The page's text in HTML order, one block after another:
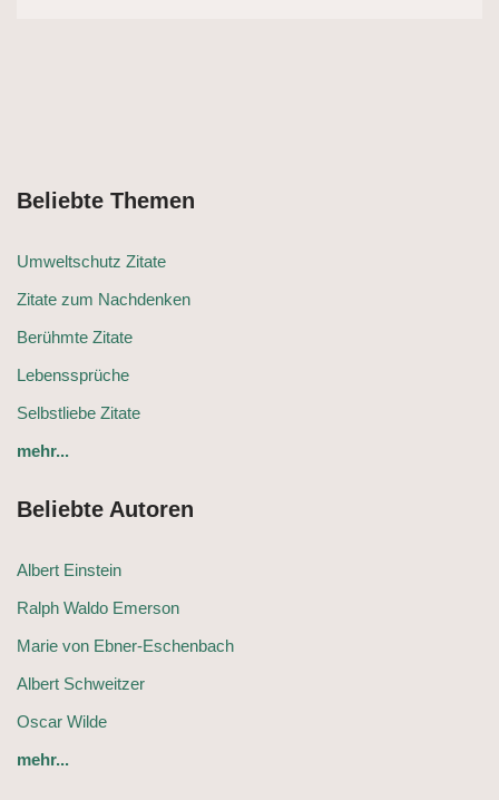
Beliebte Themen
Umweltschutz Zitate
Zitate zum Nachdenken
Berühmte Zitate
Lebenssprüche
Selbstliebe Zitate
mehr...
Beliebte Autoren
Albert Einstein
Ralph Waldo Emerson
Marie von Ebner-Eschenbach
Albert Schweitzer
Oscar Wilde
mehr...